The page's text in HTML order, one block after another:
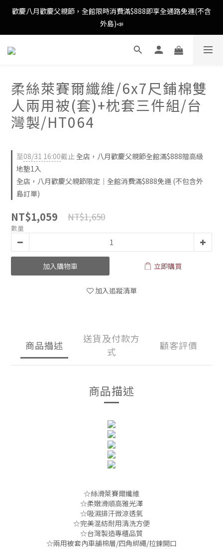
歡慶八月歡慶父親節，全館限時消費滿$888即享全通路免運(不含
外島)📣
歡慶八月歡慶父親節，全館限時消費滿$888即享全通路免運(不含
外島)📣
歡慶八月歡慶父親節，新加入會員即可得購物金$88📣
消費滿額即可成為VIP📣
歡慶八月歡慶父親節，全館限時消費滿$888即享全通路免運(不含
柔絲萊賽爾纖維/6x7尺鋪棉雙
人兩用被(套)+枕套三件組/台
灣製/HT064
至08/31 16:00截止 全店，八月歡慶父親節全館滿$888贈高級
地墊1入
全店，八月歡慶父親節限定｜全館消費滿$888免運 (不包含外
島訂單)
NT$1,059 NT$1,650
數量
加入購物車 立即購買
加入追蹤清單
商品描述
送貨及付款方
式
顧客評價
商品描述
☆絲滑萊賽爾纖維
☆柔嫩滑順高雅光澤
☆吸濕排汗微涼透氣
☆完美混紡耐用清洗方便
☆台灣製造專櫃品質
☆兩用被套內車舖棉層/四角綁繩/拉鍊開口